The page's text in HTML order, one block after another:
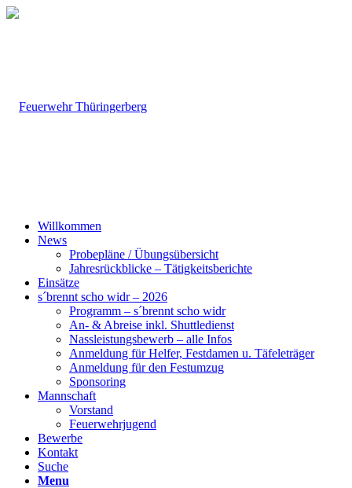
Willkommen
News
Probepläne / Übungsübersicht
Jahresrückblicke – Tätigkeitsberichte
Einsätze
s´brennt scho widr – 2026
Programm – s´brennt scho widr
An- & Abreise inkl. Shuttledienst
Nassleistungsbewerb – alle Infos
Anmeldung für Helfer, Festdamen u. Täfeleträger
Anmeldung für den Festumzug
Sponsoring
Mannschaft
Vorstand
Feuerwehrjugend
Bewerbe
Kontakt
Suche
Menu